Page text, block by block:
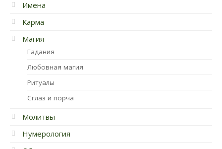
Имена
Карма
Магия
Гадания
Любовная магия
Ритуалы
Сглаз и порча
Молитвы
Нумерология